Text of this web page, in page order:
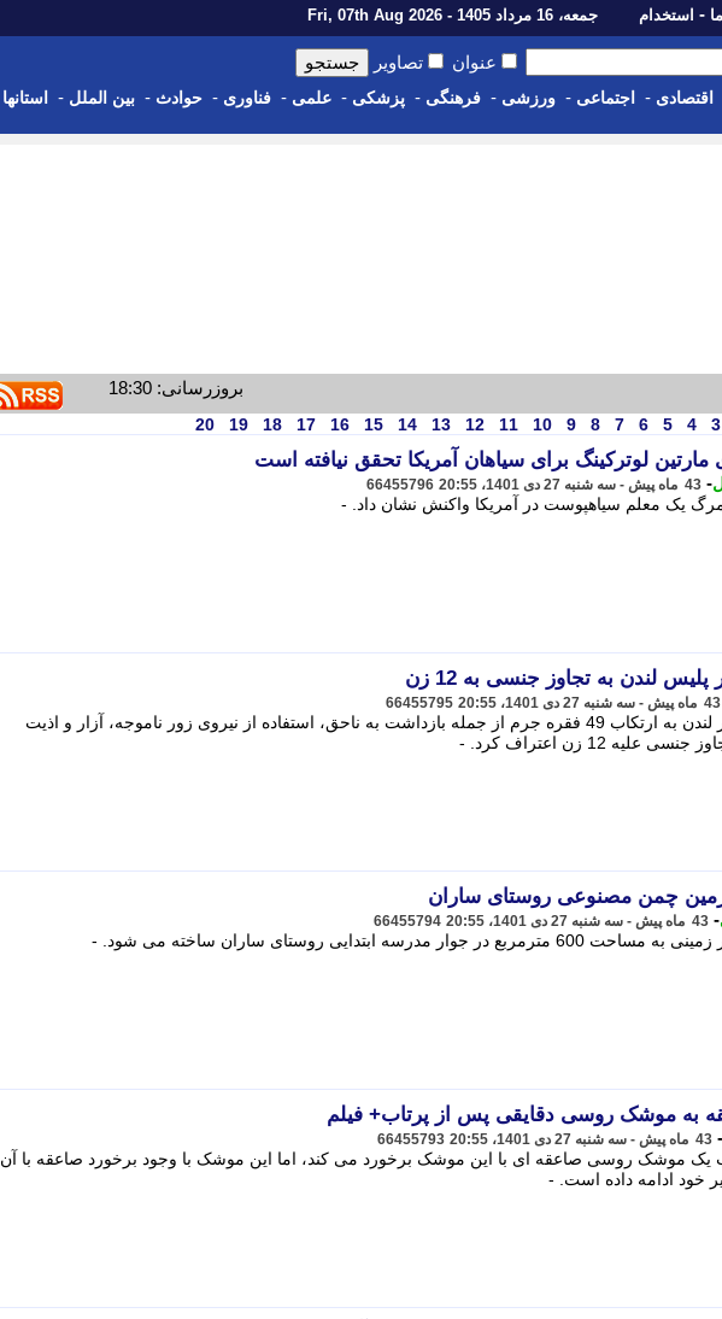
- استخدام جمعه، 16 مرداد 1405 - Fri, 07th Aug 2026
عنوان تصاویر
اقتصادی - اجتماعی - ورزشی - فرهنگی - پزشکی - علمی - فناوری - حوادث - بین الملل - استانها
بروزرسانی: 18:30
3
4
5
6
7
8
9
10
11
12
13
14
15
16
17
18
19
20
مارتین لوترکینگ برای سیاهان آمریکا تحقق نیافته است
- 43 ماه پیش - سه شنبه 27 دی 1401، 20:55 66455796
مرگ یک معلم سیاهپوست در آمریکا واکنش نشان داد. -
لندن به تجاوز جنسی به 12 زن
43 ماه پیش - سه شنبه 27 دی 1401، 20:55 66455795
یک افسر پلیس شهر لندن به ارتکاب 49 فقره جرم از جمله بازداشت به ناحق، استفاده از نیروی زور ناموجه، آزار و اذیت
چمن مصنوعی روستای ساران
- 43 ماه پیش - سه شنبه 27 دی 1401، 20:55 66455794
مدرسه ابتدایی روستای ساران ساخته می شود. -
به موشک روسی دقایقی پس از پرتاب+ فیلم
- 43 ماه پیش - سه شنبه 27 دی 1401، 20:55 66455793
یک موشک روسی صاعقه ای با این موشک برخورد می کند، اما این موشک با وجود برخورد صاعقه با آن
خود ادامه داده است. -